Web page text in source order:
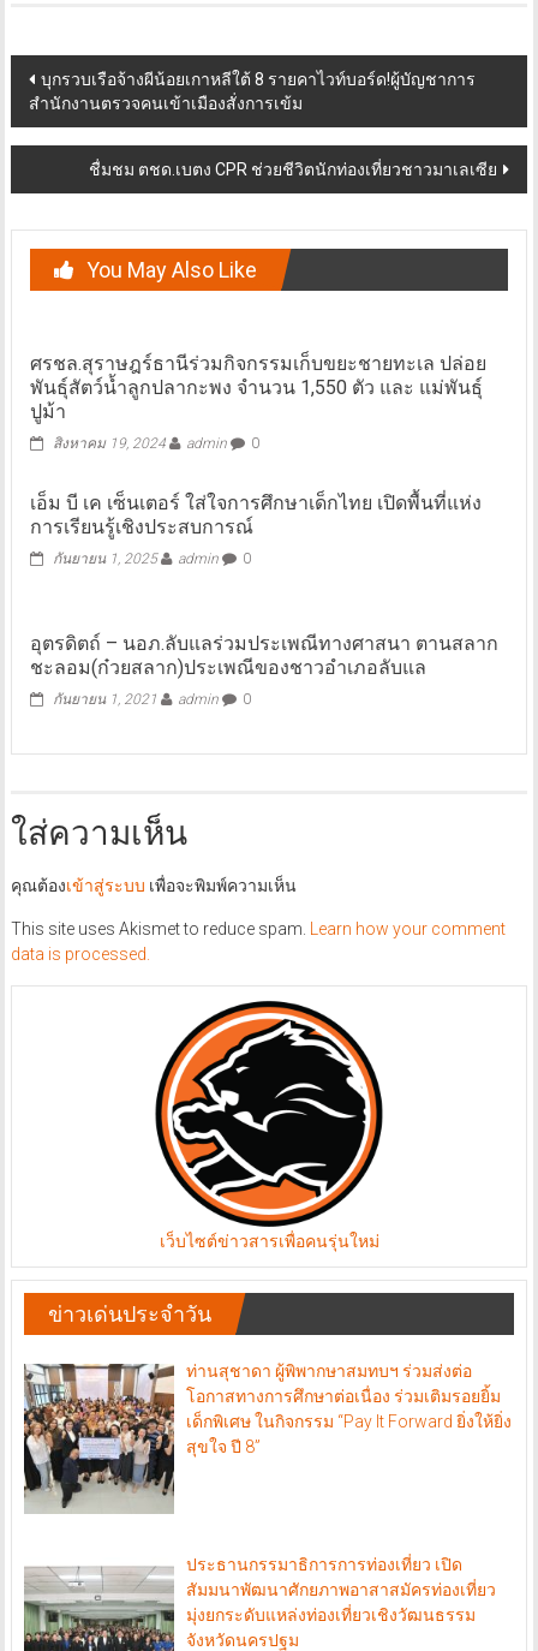
Post
navigation
บุกรวบเรือจ้างผีน้อยเกาหลีใต้ 8 รายคาไวท์บอร์ด!ผู้บัญชาการ
สำนักงานตรวจคนเข้าเมืองสั่งการเข้ม
ชื่มชม ตชด.เบตง CPR ช่วยชีวิตนักท่องเที่ยวชาวมาเลเซีย
You May Also Like
ศรชล.สุราษฎร์ธานีร่วมกิจกรรมเก็บขยะชายทะเล ปล่อย
พันธุ์สัตว์น้ำลูกปลากะพง จำนวน 1,550 ตัว และ แม่พันธุ์
ปูม้า
สิงหาคม 19, 2024 admin 0
เอ็ม บี เค เซ็นเตอร์ ใส่ใจการศึกษาเด็กไทย เปิดพื้นที่แห่ง
การเรียนรู้เชิงประสบการณ์
กันยายน 1, 2025 admin 0
อุตรดิตถ์ – นอภ.ลับแลร่วมประเพณีทางศาสนา ตานสลาก
ชะลอม(ก๋วยสลาก)ประเพณีของชาวอำเภอลับแล
กันยายน 1, 2021 admin 0
ใส่ความเห็น
คุณต้องเข้าสู่ระบบ เพื่อจะพิมพ์ความเห็น
This site uses Akismet to reduce spam.
Learn how your comment
data is processed.
เว็บไซต์ข่าวสารเพื่อคนรุ่นใหม่
ข่าวเด่นประจำวัน
ท่านสุชาดา ผู้พิพากษาสมทบฯ ร่วมส่งต่อ
โอกาสทางการศึกษาต่อเนื่อง ร่วมเติมรอยยิ้ม
เด็กพิเศษ ในกิจกรรม “Pay It Forward ยิ่งให้ยิ่ง
สุขใจ ปี 8”
ประธานกรรมาธิการการท่องเที่ยว เปิด
สัมมนาพัฒนาศักยภาพอาสาสมัครท่องเที่ยว
มุ่งยกระดับแหล่งท่องเที่ยวเชิงวัฒนธรรม
จังหวัดนครปฐม